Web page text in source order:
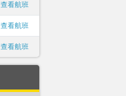
查看航班
查看航班
查看航班